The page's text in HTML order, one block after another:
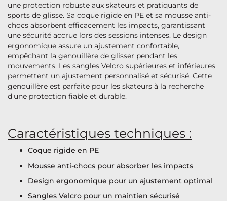
une protection robuste aux skateurs et pratiquants de
sports de glisse. Sa coque rigide en PE et sa mousse anti-
chocs absorbent efficacement les impacts, garantissant
une sécurité accrue lors des sessions intenses. Le design
ergonomique assure un ajustement confortable,
empêchant la genouillère de glisser pendant les
mouvements. Les sangles Velcro supérieures et inférieures
permettent un ajustement personnalisé et sécurisé. Cette
genouillère est parfaite pour les skateurs à la recherche
d'une protection fiable et durable.
Caractéristiques techniques :
Coque rigide en PE
Mousse anti-chocs pour absorber les impacts
Design ergonomique pour un ajustement optimal
Sangles Velcro pour un maintien sécurisé